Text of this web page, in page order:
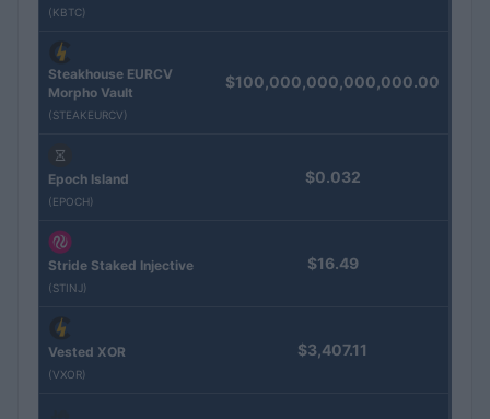
(KBTC)
Steakhouse EURCV
Morpho Vault
(STEAKEURCV)
$100,000,000,000,000.00
Epoch Island
(EPOCH)
$0.032
Stride Staked Injective
(STINJ)
$16.49
Vested XOR
(VXOR)
$3,407.11